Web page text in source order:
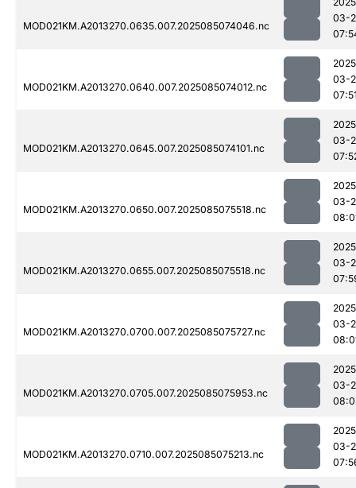
MOD021KM.A2013270.0635.007.2025085074046.nc
03-
MOD021KM.A2013270.0640.007.2025085074012.nc
03-
MOD021KM.A2013270.0645.007.2025085074101.nc
03-
MOD021KM.A2013270.0650.007.2025085075518.nc
03-
MOD021KM.A2013270.0655.007.2025085075518.nc
03-
MOD021KM.A2013270.0700.007.2025085075727.nc
03-
MOD021KM.A2013270.0705.007.2025085075953.nc
03-
MOD021KM.A2013270.0710.007.2025085075213.nc
03-